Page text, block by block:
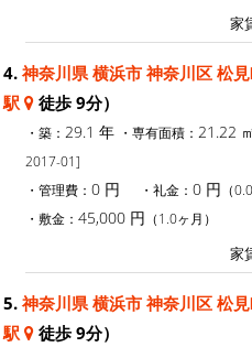
家
4. 神奈川県 横浜市 神奈川区 松
駅
徒歩 9分）
・築： 29.1 年 ・専有面積： 21.22
2017-01]
・管理費： 0 円 ・礼金： 0 円 （
・敷金： 45,000 円 （1.0ヶ月）
家
5. 神奈川県 横浜市 神奈川区 松
駅
徒歩 9分）